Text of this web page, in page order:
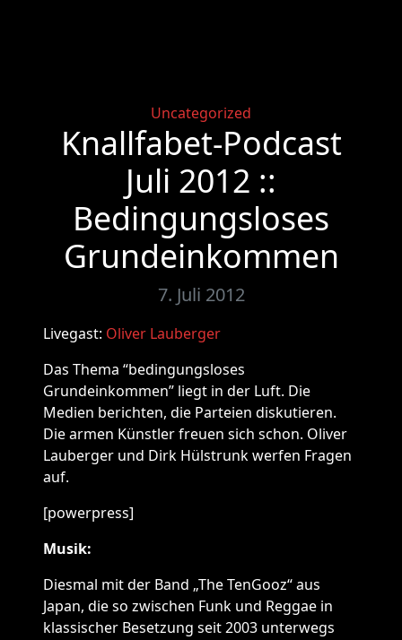
Categories
Uncategorized
Knallfabet-Podcast
Juli 2012 ::
Bedingungsloses
Grundeinkommen
7. Juli 2012
Livegast: Oliver Lauberger
Das Thema “bedingungsloses
Grundeinkommen” liegt in der Luft. Die
Medien berichten, die Parteien diskutieren.
Die armen Künstler freuen sich schon. Oliver
Lauberger und Dirk Hülstrunk werfen Fragen
auf.
[powerpress]
Musik:
Diesmal mit der Band „The TenGooz“ aus
Japan, die so zwischen Funk und Reggae in
klassischer Besetzung seit 2003 unterwegs